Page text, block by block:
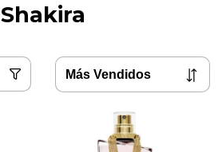
Shakira